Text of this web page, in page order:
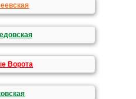
Ворота